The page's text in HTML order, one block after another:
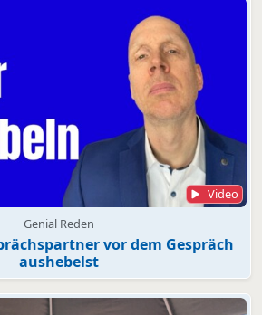
Video
Genial Reden
vor dem Gespräch
aushebelst